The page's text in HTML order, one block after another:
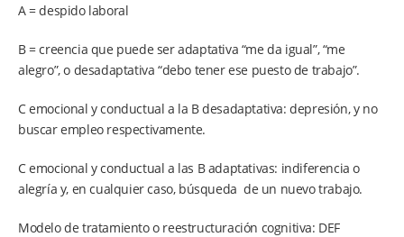
A = despido laboral
B = creencia que puede ser adaptativa “me da igual”, “me
alegro”, o desadaptativa “debo tener ese puesto de trabajo”.
C emocional y conductual a la B desadaptativa: depresión, y no
buscar empleo respectivamente.
C emocional y conductual a las B adaptativas: indiferencia o
alegría y, en cualquier caso, búsqueda de un nuevo trabajo.
Modelo de tratamiento o reestructuración cognitiva: DEF